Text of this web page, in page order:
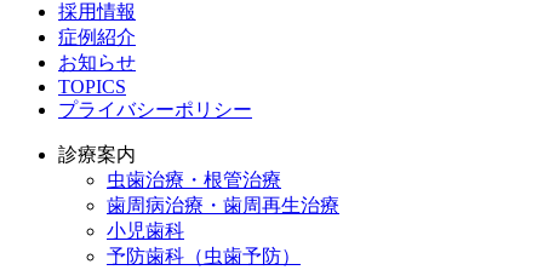
採用情報
症例紹介
お知らせ
TOPICS
プライバシーポリシー
診療案内
虫歯治療・根管治療
歯周病治療・歯周再生治療
小児歯科
予防歯科（虫歯予防）